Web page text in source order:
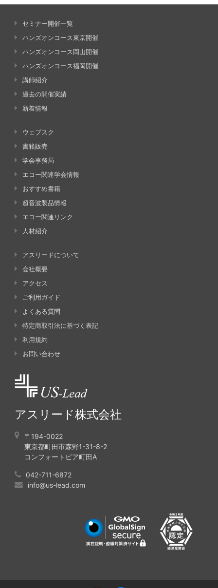
セミナー開催一覧
ハンズオンコース東京開催
ハンズオンコース岡山開催
ハンズオンコース福岡開催
講師紹介
過去の開催実績
新着情報
ウェブスク
書籍販売
学会事務局
エコー関連学会情報
おすすめ書籍
超音波製品情報
エコー関連リンク
人材紹介
アスリードについて
会社概要
アクセス
ご利用ガイド
よくある質問
特定商取引法に基づく表記
利用規約
お問い合わせ
アスリード株式会社
〒194-0022
東京都町田市森野1-31-8-2
コンフォートピア町田A
042-711-6872
info@us-lead.com